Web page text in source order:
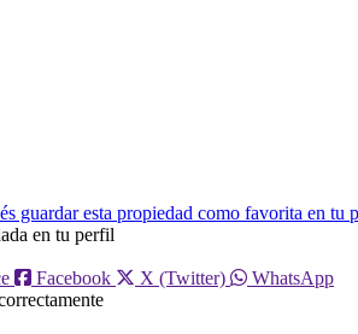
guardar esta propiedad como favorita en tu
en tu perfil
Facebook X (Twitter)
WhatsApp